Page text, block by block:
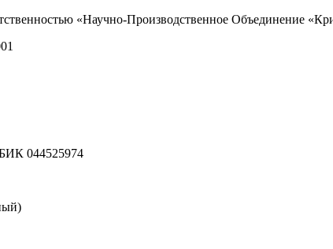
«Научно-Производственное Объединение
044525974